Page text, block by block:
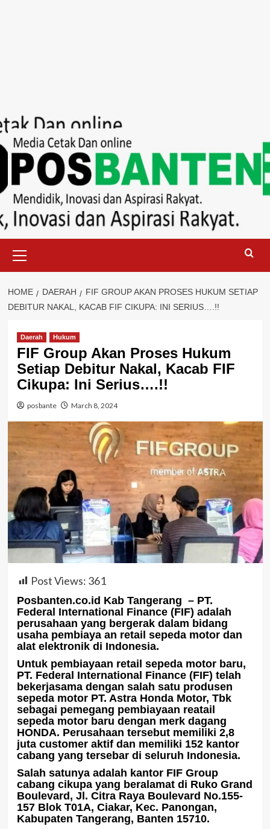
to
content
Menu
HOME DAERAH
FIF GROUP AKAN PROSES HUKUM SETIAP
DEBITUR NAKAL, KACAB FIF CIKUPA: INI SERIUS….!!
Daerah Hukum
FIF Group Akan Proses Hukum
Setiap Debitur Nakal, Kacab FIF
Cikupa: Ini Serius….!!
posbante March 8, 2024
Post Views: 361
Posbanten.co.id Kab Tangerang – PT.
Federal International Finance (FIF) adalah
perusahaan yang bergerak dalam bidang
usaha pembiaya an retail sepeda motor dan
alat elektronik di Indonesia.
Untuk pembiayaan retail sepeda motor baru,
PT. Federal International Finance (FIF) telah
bekerjasama dengan salah satu produsen
sepeda motor PT. Astra Honda Motor, Tbk
sebagai pemegang pembiayaan reatail
sepeda motor baru dengan merk dagang
HONDA. Perusahaan tersebut memiliki 2,8
juta customer aktif dan memiliki 152 kantor
cabang yang tersebar di seluruh Indonesia.
Salah satunya adalah kantor FIF Group
cabang cikupa yang beralamat di Ruko Grand
Boulevard, Jl. Citra Raya Boulevard No.155-
157 Blok T01A, Ciakar, Kec. Panongan,
Kabupaten Tangerang, Banten 15710.